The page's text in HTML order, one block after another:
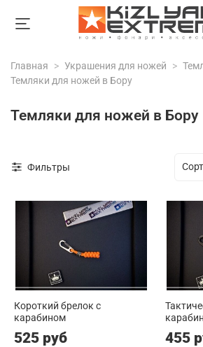
Главная Украшения для ножей
Темляки для ножей в Бору
Темляки для ножей в Бору
Фильтры
Короткий брелок с
карабином
525 руб 455